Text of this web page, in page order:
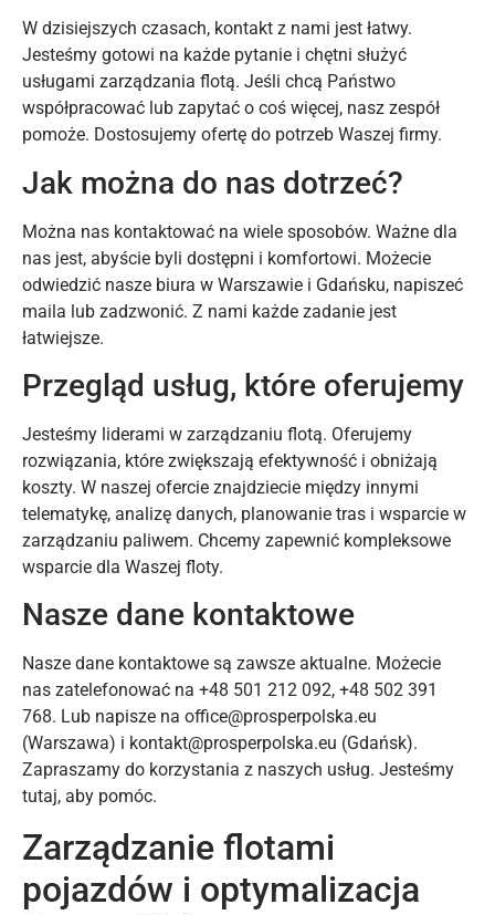
W dzisiejszych czasach, kontakt z nami jest łatwy.
Jesteśmy gotowi na każde pytanie i chętni służyć
usługami zarządzania flotą. Jeśli chcą Państwo
współpracować lub zapytać o coś więcej, nasz zespół
pomoże. Dostosujemy ofertę do potrzeb Waszej firmy.
Jak można do nas dotrzeć?
Można nas kontaktować na wiele sposobów. Ważne dla
nas jest, abyście byli dostępni i komfortowi. Możecie
odwiedzić nasze biura w Warszawie i Gdańsku, napiszeć
maila lub zadzwonić. Z nami każde zadanie jest
łatwiejsze.
Przegląd usług, które oferujemy
Jesteśmy liderami w zarządzaniu flotą. Oferujemy
rozwiązania, które zwiększają efektywność i obniżają
koszty. W naszej ofercie znajdziecie między innymi
telematykę, analizę danych, planowanie tras i wsparcie w
zarządzaniu paliwem. Chcemy zapewnić kompleksowe
wsparcie dla Waszej floty.
Nasze dane kontaktowe
Nasze dane kontaktowe są zawsze aktualne. Możecie
nas zatelefonować na +48 501 212 092, +48 502 391
768. Lub napisze na office@prosperpolska.eu
(Warszawa) i kontakt@prosperpolska.eu (Gdańsk).
Zapraszamy do korzystania z naszych usług. Jesteśmy
tutaj, aby pomóc.
Zarządzanie flotami
pojazdów i optymalizacja